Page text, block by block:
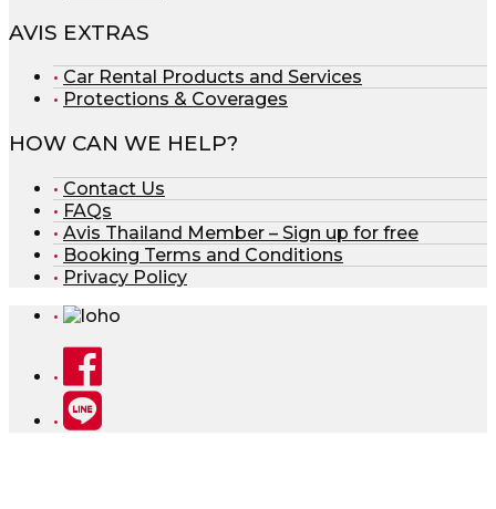
AVIS EXTRAS
Car Rental Products and Services
Protections & Coverages
HOW CAN WE HELP?
Contact Us
FAQs
Avis Thailand Member – Sign up for free
Booking Terms and Conditions
Privacy Policy
Facebook
Line